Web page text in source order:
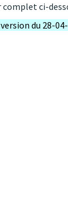
ci-
du 28-